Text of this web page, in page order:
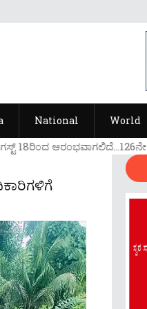
National World
ಆರ೦ಭವಾಗಲಿದೆ...126ನೇ